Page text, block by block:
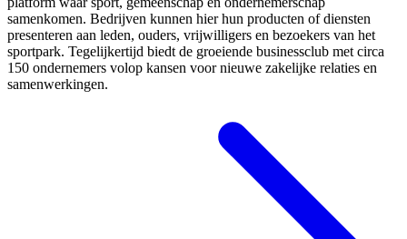
samenkomen. Bedrijven kunnen hier hun producten of diensten
presenteren aan leden, ouders, vrijwilligers en bezoekers van het
sportpark. Tegelijkertijd biedt de groeiende businessclub met circa
150 ondernemers volop kansen voor nieuwe zakelijke relaties en
samenwerkingen.